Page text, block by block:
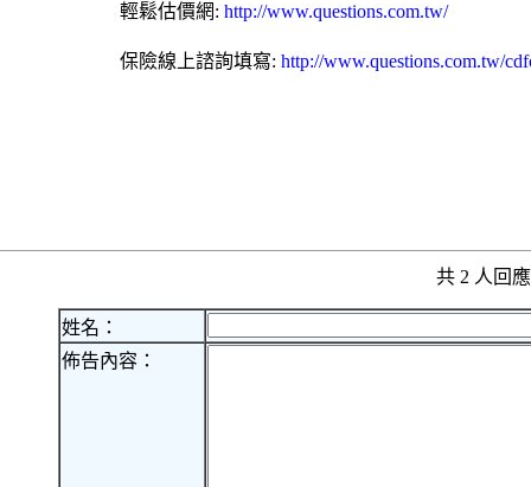
輕鬆估價網: http://www.questions.com.tw/
保險線上諮詢填寫: http://www.questions.com.tw/
共 2 人回
姓名：
佈告內容：